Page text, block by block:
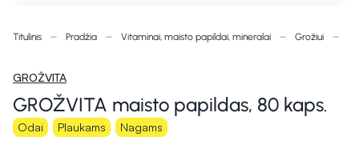
Titulinis Pradžia Vitaminai, maisto papildai, mineralai Grožiui
GROŽVITA
GROŽVITA maisto papildas, 80 kaps.
Odai Plaukams Nagams